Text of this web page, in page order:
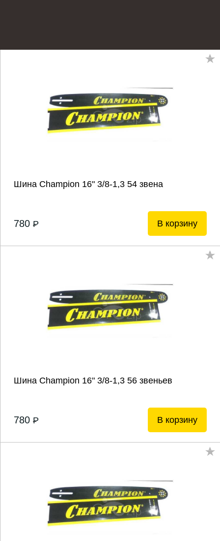
Шина Champion 16" 3/8-1,3 54 звена
780 P В корзину
Шина Champion 16" 3/8-1,3 56 звеньев
780 P В корзину